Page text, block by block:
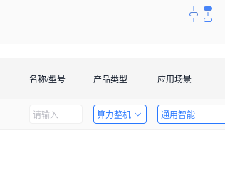
名称/型号 产品类型 应用场景
算力整机 通用智能